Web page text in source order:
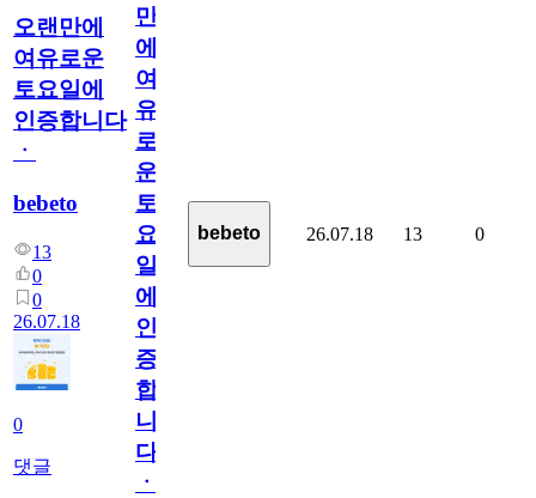
오랜만에
여유로운
토요일에
인증합니다
ㆍ
bebeto
13
0
0
26.07.18
0
댓글
만
에
여
유
로
운
토
요
일
에
인
증
합
니
다
ㆍ
bebeto 26.07.18 13 0